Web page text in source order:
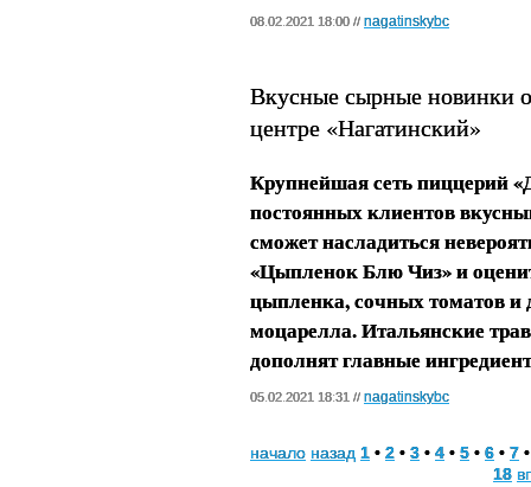
08.02.2021 18:00 // nagatinskybc
Вкусные сырные новинки
центре «Нагатинский»
Крупнейшая сеть пиццерий
постоянных клиентов
сможет насладиться
«Цыпленок Блю Чиз» и
цыпленка, сочных томатов
моцарелла. Итальянские
дополнят главные
05.02.2021 18:31 // nagatinskybc
начало назад 1 • 2 • 3 • 4 • 5 • 6 • 7
18